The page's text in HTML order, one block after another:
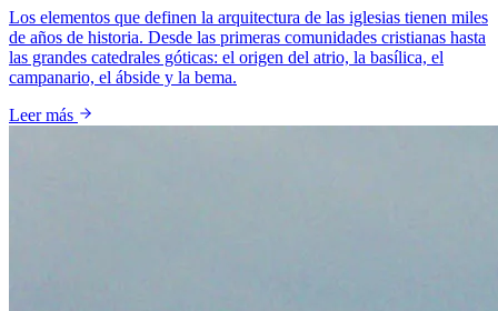
Los elementos que definen la arquitectura de las iglesias tienen miles
de años de historia. Desde las primeras comunidades cristianas hasta
las grandes catedrales góticas: el origen del atrio, la basílica, el
campanario, el ábside y la bema.
Leer más